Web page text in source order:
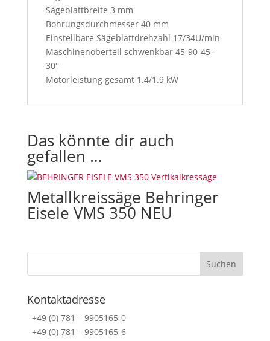
o
n
,
y
o
u
l
a
c
e
p
u
t
r
m
s
Sägeblattbreite 3 mm
Bohrungsdurchmesser 40 mm
Einstellbare Sägeblattdrehzahl 17/34U/min
Maschinenoberteil schwenkbar 45-90-45-
30°
Motorleistung gesamt 1.4/1.9 kW
Das könnte dir auch
gefallen …
Metallkreissäge Behringer
Eisele VMS 350 NEU
Kontaktadresse
+49 (0) 781 – 9905165-0
+49 (0) 781 – 9905165-6